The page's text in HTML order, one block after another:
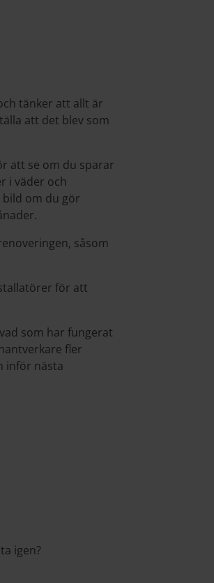
tänker att allt är
att det blev som
att se om du sparar
i väder och
om du gör
såsom
för att
som har fungerat
fler
inför nästa
igen?